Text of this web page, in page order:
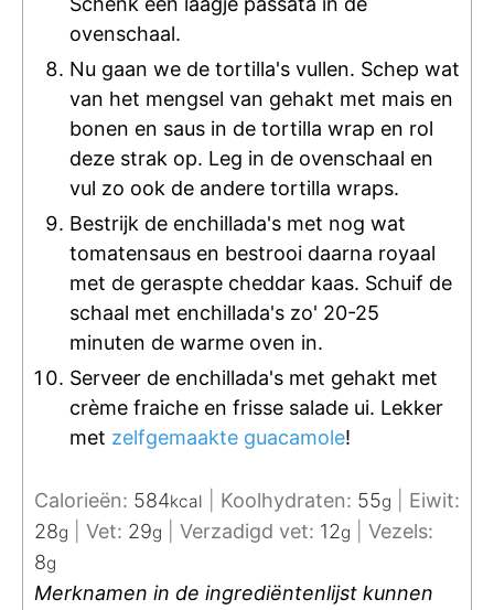
ovenschaal.
Nu gaan we de tortilla's vullen. Schep wat
van het mengsel van gehakt met mais en
bonen en saus in de tortilla wrap en rol
deze strak op. Leg in de ovenschaal en
vul zo ook de andere tortilla wraps.
Bestrijk de enchillada's met nog wat
tomatensaus en bestrooi daarna royaal
met de geraspte cheddar kaas. Schuif de
schaal met enchillada's zo' 20-25
minuten de warme oven in.
Serveer de enchillada's met gehakt met
crème fraiche en frisse salade ui. Lekker
met zelfgemaakte guacamole!
Calorieën: 584kcal Koolhydraten: 55g
Eiwit:
28g Vet: 29g Verzadigd vet: 12g
Vezels:
8g
Merknamen in de ingrediëntenlijst kunnen